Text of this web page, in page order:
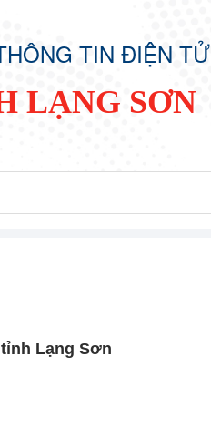
TIN ĐIỆN TỬ
LẠNG SƠN
Lạng Sơn